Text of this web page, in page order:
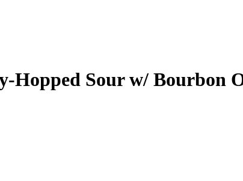
Sour w/ Bourbon